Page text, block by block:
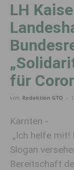
LH
für
von Redaktion GTO -
Kärnten -
„Ich helfe mit!
Slogan
Bereitschaft